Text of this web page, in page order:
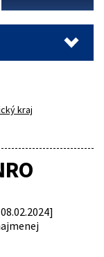
kraj